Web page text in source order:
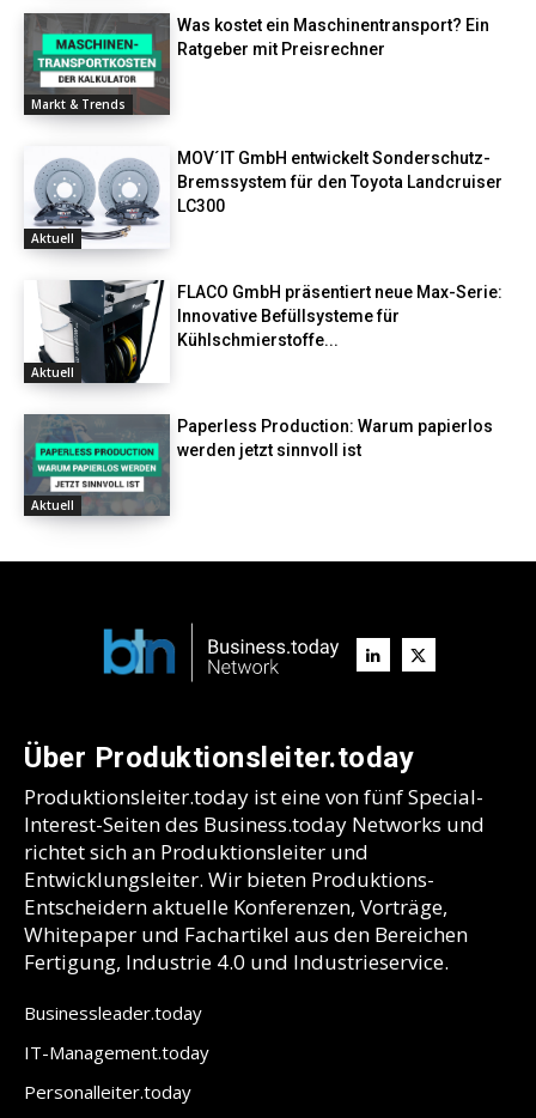
Markt & Trends
Was kostet ein Maschinentransport? Ein
Ratgeber mit Preisrechner
Aktuell
MOV´IT GmbH entwickelt Sonderschutz-
Bremssystem für den Toyota Landcruiser
LC300
Aktuell
FLACO GmbH präsentiert neue Max-Serie:
Innovative Befüllsysteme für
Kühlschmierstoffe...
Aktuell
Paperless Production: Warum papierlos
werden jetzt sinnvoll ist
Über Produktionsleiter.today
Produktionsleiter.today ist eine von fünf Special-
Interest-Seiten des Business.today Networks und
richtet sich an Produktionsleiter und
Entwicklungsleiter. Wir bieten Produktions-
Entscheidern aktuelle Konferenzen, Vorträge,
Whitepaper und Fachartikel aus den Bereichen
Fertigung, Industrie 4.0 und Industrieservice.
Businessleader.today
IT-Management.today
Personalleiter.today